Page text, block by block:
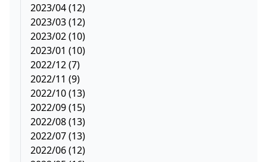
2023/04 (12)
2023/03 (12)
2023/02 (10)
2023/01 (10)
2022/12 (7)
2022/11 (9)
2022/10 (13)
2022/09 (15)
2022/08 (13)
2022/07 (13)
2022/06 (12)